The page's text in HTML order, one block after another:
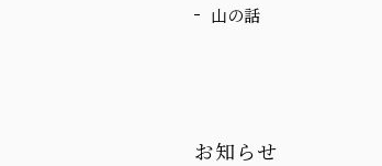
山の話
お知らせ